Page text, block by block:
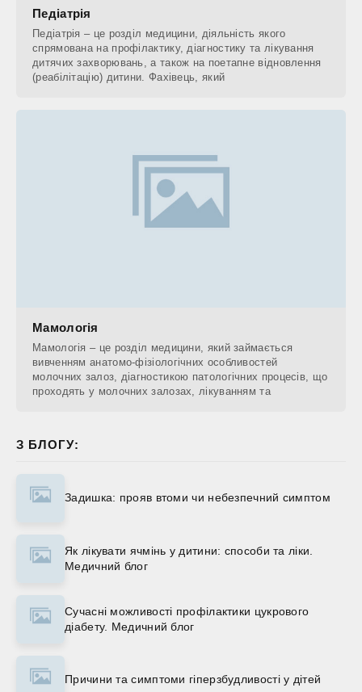
Педіатрія
Педіатрія – це розділ медицини, діяльність якого
спрямована на профілактику, діагностику та лікування
дитячих захворювань, а також на поетапне відновлення
(реабілітацію) дитини. Фахівець, який
Мамологія
Мамологія – це розділ медицини, який займається
вивченням анатомо-фізіологічних особливостей
молочних залоз, діагностикою патологічних процесів, що
проходять у молочних залозах, лікуванням та
З БЛОГУ:
Задишка: прояв втоми чи небезпечний симптом
Як лікувати ячмінь у дитини: способи та ліки.
Медичний блог
Сучасні можливості профілактики цукрового
діабету. Медичний блог
Причини та симптоми гіперзбудливості у дітей